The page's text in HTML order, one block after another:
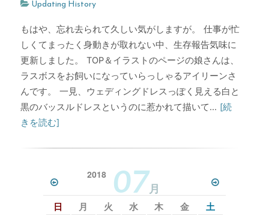
Updating History
もはや、忘れ去られて久しい気がしますが。 仕事が忙
しくてまったく身動きが取れない中、生存報告気味に
更新しました。 TOP＆イラストのページの娘さんは、
ラスボスをお飼いになっていらっしゃるアイリーンさ
んです。 一見、ウェディングドレスっぽく見える白と
黒のバッスルドレスというのに惹かれて描いて... [続
きを読む]
2018 07月
日
月 火 水 木 金 土